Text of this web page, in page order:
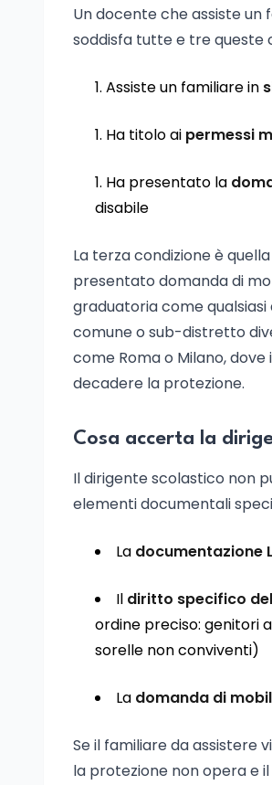
Un docente che assiste
soddisfa tutte e tre queste
Assiste un familiare in
Ha titolo ai permessi
Ha presentato la
disabile
La terza condizione è
presentato domanda di
graduatoria come
comune o sub-distretto
come Roma o Milano,
decadere la protezione.
Cosa accerta la
Il dirigente scolastico non
elementi documentali
La documentazione
Il diritto specifico
ordine preciso: genitori
sorelle non conviventi)
La domanda di
Se il familiare da assistere
la protezione non opera e